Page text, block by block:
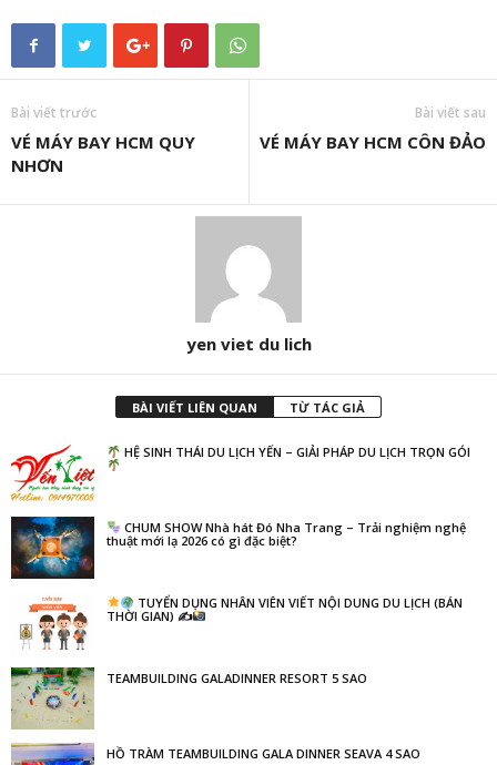
Bài viết trước
VÉ MÁY BAY HCM QUY
NHƠN
Bài viết sau
VÉ MÁY BAY HCM CÔN ĐẢO
yen viet du lich
BÀI VIẾT LIÊN QUAN TỪ TÁC GIẢ
HỆ SINH THÁI DU LỊCH YẾN – GIẢI PHÁP DU LỊCH TRỌN GÓI
CHUM SHOW Nhà hát Đó Nha Trang – Trải nghiệm nghệ
thuật mới lạ 2026 có gì đặc biệt?
TUYỂN DỤNG NHÂN VIÊN VIẾT NỘI DUNG DU LỊCH (BÁN
THỜI GIAN) ✍
TEAMBUILDING GALADINNER RESORT 5 SAO
HỒ TRÀM TEAMBUILDING GALA DINNER SEAVA 4 SAO